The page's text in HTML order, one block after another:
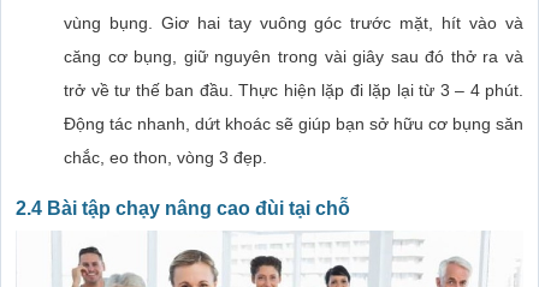
vùng bụng. Giơ hai tay vuông góc trước mặt, hít vào và
căng cơ bụng, giữ nguyên trong vài giây sau đó thở ra và
trở về tư thế ban đầu. Thực hiện lặp đi lặp lại từ 3 – 4 phút.
Động tác nhanh, dứt khoác sẽ giúp bạn sở hữu cơ bụng săn
chắc, eo thon, vòng 3 đẹp.
2.4 Bài tập chạy nâng cao đùi tại chỗ